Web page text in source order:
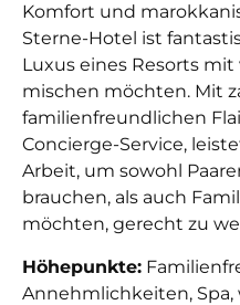
Komfort und
Sterne-Hotel ist
Luxus eines Resorts
mischen möchten. Mit
familienfreundlichen
Concierge-Service,
Arbeit, um sowohl
brauchen, als auch
möchten, gerecht zu
Höhepunkte:
Annehmlichkeiten,